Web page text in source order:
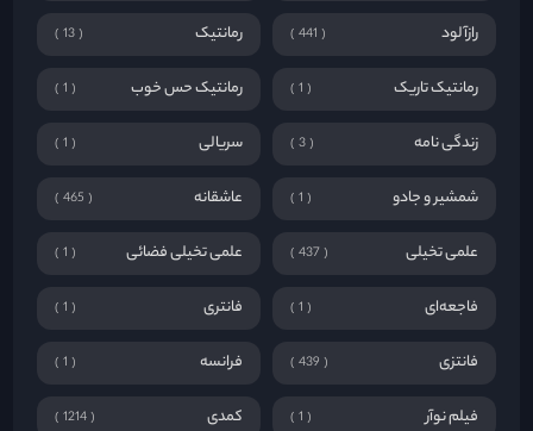
رازآلود 441 رمانتیک 13
رمانتیک تاریک 1 رمانتیک حس خوب 1
زندگی نامه 3 سریالی 1
شمشیر و جادو 1 عاشقانه 465
علمی تخیلی 437 علمی تخیلی فضائی 1
فاجعه‌ای 1 فانتری 1
فانتزی 439 فرانسه 1
فیلم نوآر 1 کمدی 1214